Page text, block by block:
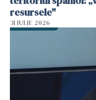
resursele"
31 IULIE 2026